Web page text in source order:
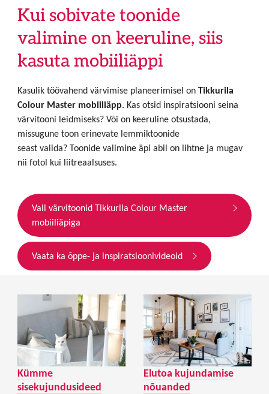
Kui sobivate toonide
valimine on keeruline, siis
kasuta mobiiliäppi
Kasulik töövahend värvimise planeerimisel on Tikkurila
Colour Master mobiiliäpp. Kas otsid inspiratsiooni seina
värvitooni leidmiseks? Või on keeruline otsustada,
missugune toon erinevate lemmiktoonide
seast valida? Toonide valimine äpi abil on lihtne ja mugav
nii fotol kui liitreaalsuses.
Vali värvitoonid Tikkurila Colour Master
mobiiliäpiga
Vaata ka õppe- ja inspiratsioonivideoid
Kümme
sisekujundusideed
Elutoa kujundamise
nõuanded